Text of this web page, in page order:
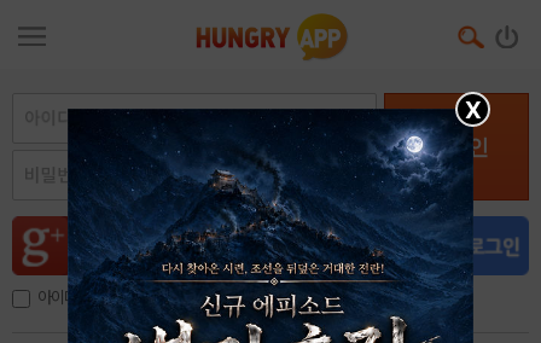
로그인
아이디, 이메일 저장
X